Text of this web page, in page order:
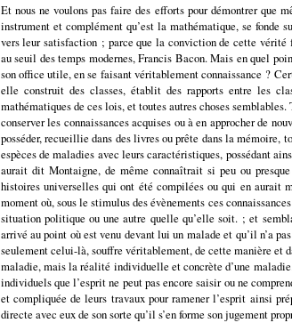
Et nous ne voulons pas faire des efforts pour démontrer que
instrument et complément qu’est la mathématique, se fonde
vers leur satisfaction ; parce que la conviction de cette vérité
au seuil des temps modernes, Francis Bacon. Mais en quel
son office utile, en se faisant véritablement connaissance ?
elle construit des classes, établit des rapports entre les
mathématiques de ces lois, et toutes autres choses
conserver les connaissances acquises ou à en approcher de
posséder, recueillie dans des livres ou prête dans la mémoire,
espèces de maladies avec leurs caractéristiques, possédant
aurait dit Montaigne, de même connaîtrait si peu ou
histoires universelles qui ont été compilées ou qui en aurait
moment où, sous le stimulus des évènements ces
situation politique ou une autre quelle qu’elle soit. ; et
arrivé au point où est venu devant lui un malade et qu’il n’a
seulement celui-là, souffre véritablement, de cette manière et
maladie, mais la réalité individuelle et concrète d’une
individuels que l’esprit ne peut pas encore saisir ou ne
et compliquée de leurs travaux pour ramener l’esprit ainsi
directe avec eux de son sorte qu’il s’en forme son jugement